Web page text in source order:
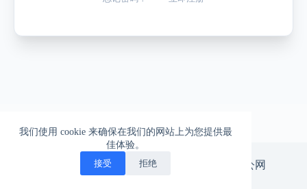
我们使用 cookie 来确保在我们的网站上为您提供最
佳体验。
接受 拒绝
一柱擎天的爱情，一往无前的生活
版权所有 © 北漂神游。
京ICP备14029665号-3
京公网